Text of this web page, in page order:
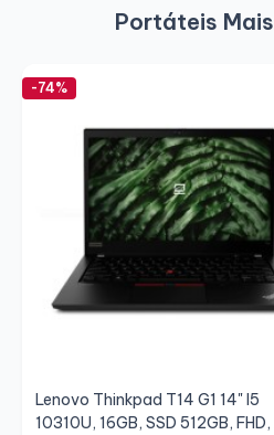
Portáteis
-74%
Lenovo Thinkpad T14 G1 14" I5
10310U, 16GB, SSD 512GB, FHD,